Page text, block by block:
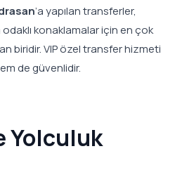
’a yapılan transferler,
konaklamalar için en çok
biridir. VIP özel transfer hizmeti
de güvenlidir.
Yolculuk